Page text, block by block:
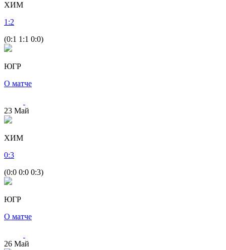
ХИМ
1 :2
(0:1 1:1 0:0)
ЮГР
О матче
23 Май
ХИМ
0:3
(0:0 0:0 0:3)
ЮГР
О матче
26 Май